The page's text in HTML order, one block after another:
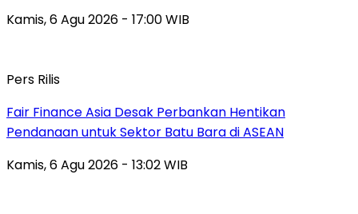
Kamis, 6 Agu 2026 - 17:00 WIB
Pers Rilis
Fair Finance Asia Desak Perbankan Hentikan
Pendanaan untuk Sektor Batu Bara di ASEAN
Kamis, 6 Agu 2026 - 13:02 WIB